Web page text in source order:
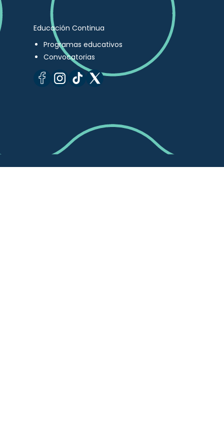
Educación Continua
Programas educativos
Convocatorias